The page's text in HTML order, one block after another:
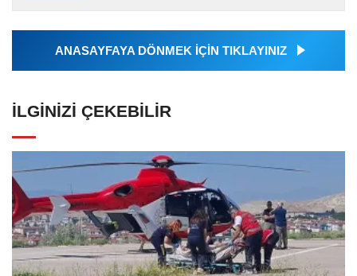
tarafından geçilen tüm...
ANASAYFAYA DÖNMEK İÇİN TIKLAYINIZ
İLGINIZI ÇEKEBILIR